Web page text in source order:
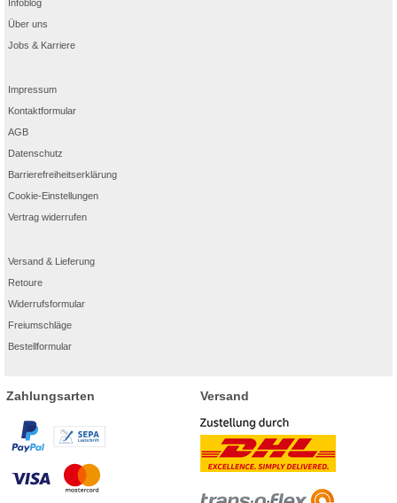
Infoblog
Über uns
Jobs & Karriere
Impressum
Kontaktformular
AGB
Datenschutz
Barrierefreiheitserklärung
Cookie-Einstellungen
Vertrag widerrufen
Versand & Lieferung
Retoure
Widerrufsformular
Freiumschläge
Bestellformular
Zahlungsarten Versand